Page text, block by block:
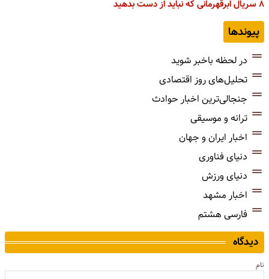
۸ سریال ابرقهرمانی که نباید از دست بدهید
پیوندها
در لحظه باخبر شوید
تحلیل‌های روز اقتصادی
جنجالی‌ترین اخبار حوادث
ترانه و موسیقی
اخبار ایران و جهان
دنیای فناوری
دنیای ورزش
اخبار مشهد
فارسی هشتم
دیدگاه
نام